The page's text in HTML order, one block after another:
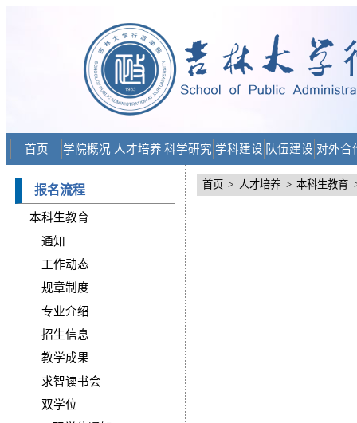
首页 学院概况 人才培养 科学研究 学科建设 队伍建设 对外合
报名流程
本科生教育
通知
工作动态
规章制度
专业介绍
招生信息
教学成果
求智读书会
双学位
首页 > 人才培养 > 本科生教育